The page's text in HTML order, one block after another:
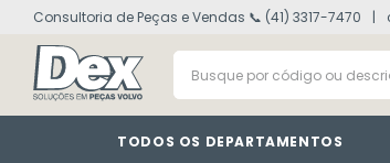
Consultoria de Peças e Vendas 📞 (41) 3317-7470
Busque por código ou
TODOS OS DEPARTAMENTOS
1º volvo fh
3º vm
4º farol